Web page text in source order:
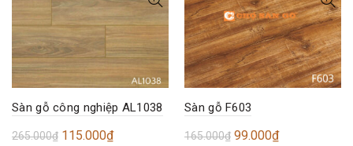
Sàn gỗ công nghiệp AL1038
265.000₫ Giá
115.000₫Giá
Sàn gỗ F603
165.000₫ Giá
99.000₫Giá